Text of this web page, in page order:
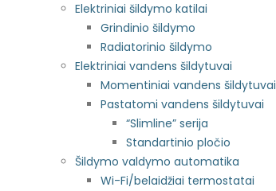
Elektriniai šildymo katilai
Grindinio šildymo
Radiatorinio šildymo
Elektriniai vandens šildytuvai
Momentiniai vandens šildytuvai
Pastatomi vandens šildytuvai
“Slimline” serija
Standartinio pločio
Šildymo valdymo automatika
Wi-Fi/belaidžiai termostatai